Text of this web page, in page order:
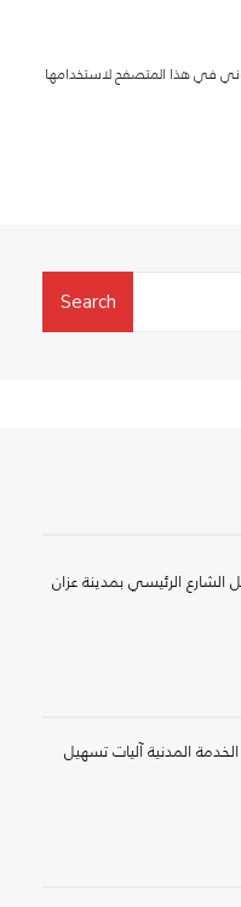
في هذا المتصفح لاستخدامها
Search
الرئيسي بمدينة عزان
المدنية آليات تسهيل